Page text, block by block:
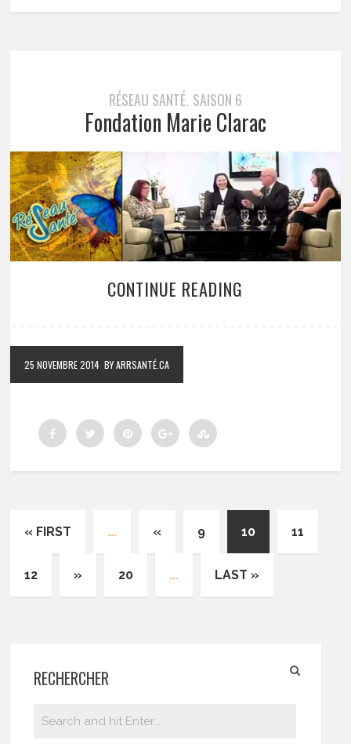
RÉSEAU SANTÉ, SAISON 6
Fondation Marie Clarac
CONTINUE READING
25 NOVEMBRE 2014 BY ARRSANTÉ.CA
« FIRST ... « 9 10 11
12 » 20 ... LAST »
RECHERCHER